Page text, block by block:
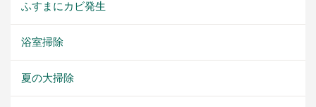
ふすまにカビ発生
浴室掃除
夏の大掃除